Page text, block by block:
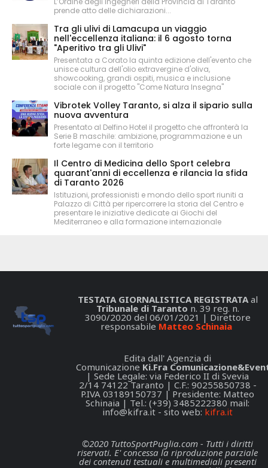
prende atto delle dichiarazioni...
Tra gli ulivi di Lamacupa un viaggio
nell'eccellenza italiana: il 6 agosto torna
"Aperitivo tra gli Ulivi"
Presentata a Corato la quinta edizione dell'evento che
unisce cultura dell'olio extravergine d'oliva,
showcooking, grandi ospiti, musica e inclusione
sociale con il progetto "Come Natura Insegna"
Vibrotek Volley Taranto, si alza il sipario sulla
nuova avventura
Presentato al Delfino Hotel il progetto che affronterà la
Serie B maschile: ambizione, programmazione e un
forte legame con il territorio
Il Centro di Medicina dello Sport celebra
quarant'anni di eccellenza e rilancia la sfida
di Taranto 2026
Istituzioni, professionisti e mondo dello sport riuniti a
Palazzo di Città per ripercorrere la storia del Centro e
presentare le iniziative dedicate ai Giochi del
Mediterraneo e alla formazione internazionale
TESTATA GIORNALISTICA REGISTRATAal
Tribunale di Taranto n. 39 reg. n.
3090/2020 del 06/01/2021 | Direttore
responsabile Matteo Schinaia
Edita dall' Agenzia di
Comunicazione Ki.Fra
| Sede Legale: via Federico II di Svevia
2/14 74122 Taranto | C.F.: 90255850738 -
P.IVA 03189150737 | Presidente: Matteo
Schinaia | Tel.: (+39) 3485222380 mail:
info@kifra.it - sito web: kifra.it
©2020 TuttoSportPuglia.com - Tutti i diritti
riservati. E' concessa la riproduzione parziale
dei contenuti testuali e multimediali presenti